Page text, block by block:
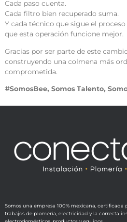
Cada paso cuenta.
Cada filtro bien recuperado suma.
Y cada técnico que sigue el
que esta operación funcione mejor.
Gracias por ser parte de este
construyendo una colmena más
comprometida.
#SomosBee, Somos Talento,
Somos una empresa 100% mexicana,
trabajos de plomería, electricidad y la correcta